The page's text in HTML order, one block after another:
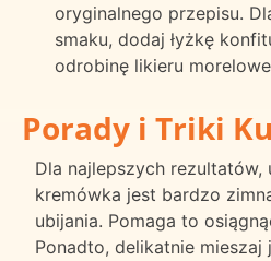
oryginalnego przepisu.
smaku, dodaj łyżkę
odrobinę likieru
Porady i Triki
Dla najlepszych rezultatów,
kremówka jest bardzo
ubijania. Pomaga to
Ponadto, delikatnie mieszaj